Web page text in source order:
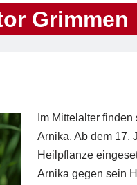
Grimmen
Im Mittelalter
Arnika. Ab dem 17.
Heilpflanze
Arnika gegen sein